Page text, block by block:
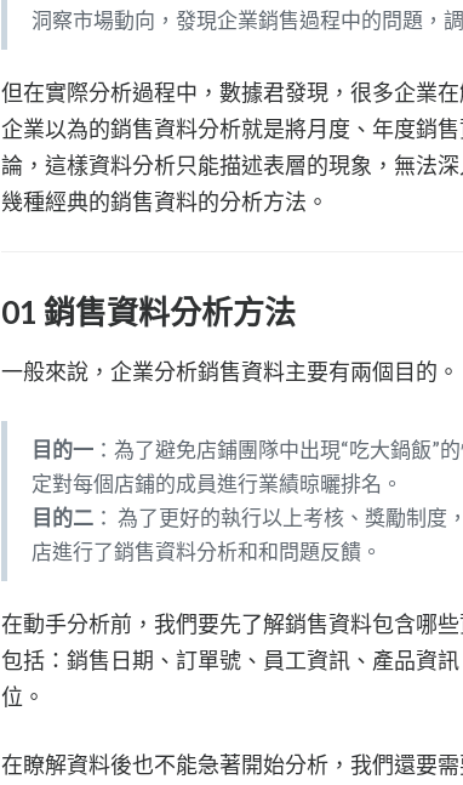
洞察市場動向，發現企業銷售過程中的問題，
但在實際分析過程中，數據君發現，很多企業
企業以為的銷售資料分析就是將月度、年度銷
論，這樣資料分析只能描述表層的現象，無法
幾種經典的銷售資料的分析方法。
01 銷售資料分析方法
一般來說，企業分析銷售資料主要有兩個目的。
目的一 ：為了避免店鋪團隊中出現“吃大鍋飯”
定對每個店鋪的成員進行業績晾曬排名。
目的二 ： 為了更好的執行以上考核、獎勵制
店進行了銷售資料分析和和問題反饋。
在動手分析前，我們要先了解銷售資料包含哪
包括：銷售日期、訂單號、員工資訊、產品資
位。
在瞭解資料後也不能急著開始分析，我們還要